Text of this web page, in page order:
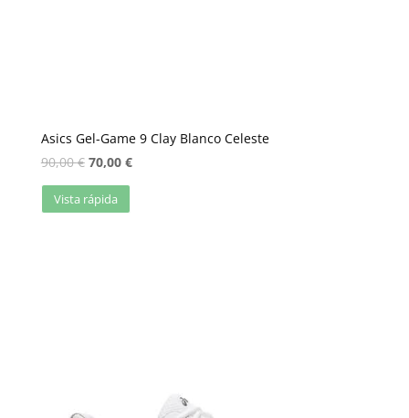
Asics Gel-Game 9 Clay Blanco Celeste
90,00€ 70,00 €
Vista rápida